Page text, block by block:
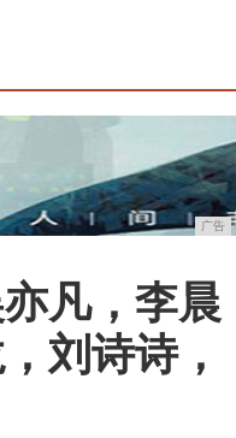
广告
凡，李晨
刘诗诗，